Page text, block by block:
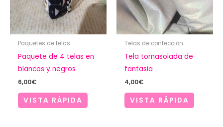
Paquetes de telas
Paquete de 4 telas en
blancos y negros
6,00€
VISTA RÁPIDA
Telas de confección
Tela tornasolada de
fantasia
4,00€
VISTA RÁPIDA